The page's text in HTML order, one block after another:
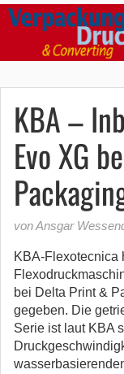
KBA –
Evo XG
von Ansgar
KBA-Flexotecnica
bei Delta Print &
gegeben. Die
Serie ist laut KBA